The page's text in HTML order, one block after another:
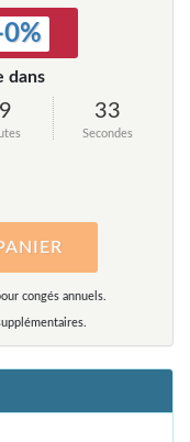
0%
dans
32
Secondes
congés annuels.